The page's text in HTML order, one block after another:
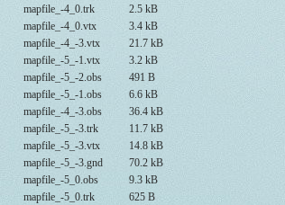
mapfile_-4_0.trk
2.5 kB
mapfile_-4_0.vtx
3.4 kB
mapfile_-4_-3.vtx
21.7 kB
mapfile_-5_-1.vtx
3.2 kB
mapfile_-5_-2.obs
491 B
mapfile_-5_-1.obs
6.6 kB
mapfile_-4_-3.obs
36.4 kB
mapfile_-5_-3.trk
11.7 kB
mapfile_-5_-3.vtx
14.8 kB
mapfile_-5_-3.gnd
70.2 kB
mapfile_-5_0.obs
9.3 kB
mapfile_-5_0.trk
625 B